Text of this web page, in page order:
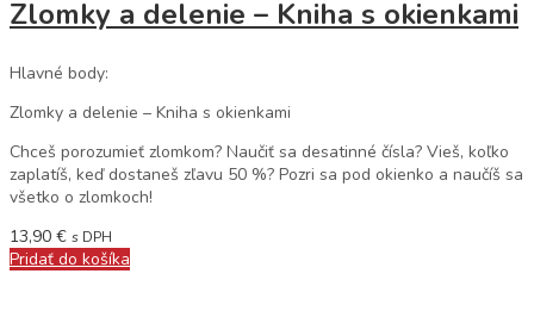
Zlomky a delenie – Kniha s okienkami
Hlavné body:
Zlomky a delenie – Kniha s okienkami
Chceš porozumieť zlomkom? Naučiť sa desatinné čísla? Vieš, koľko
zaplatíš, keď dostaneš zľavu 50 %? Pozri sa pod okienko a naučíš sa
všetko o zlomkoch!
13,90 € s DPH
Pridať do košíka